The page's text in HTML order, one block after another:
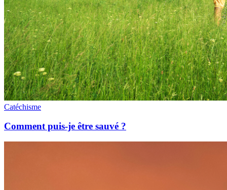
Catéchisme
Comment puis-je être sauvé ?